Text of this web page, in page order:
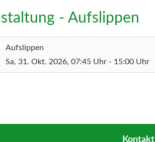
- Aufslippen
Aufslippen
Sa, 31. Okt. 2026, 07:45 Uhr - 15:00 Uhr
Kontakt